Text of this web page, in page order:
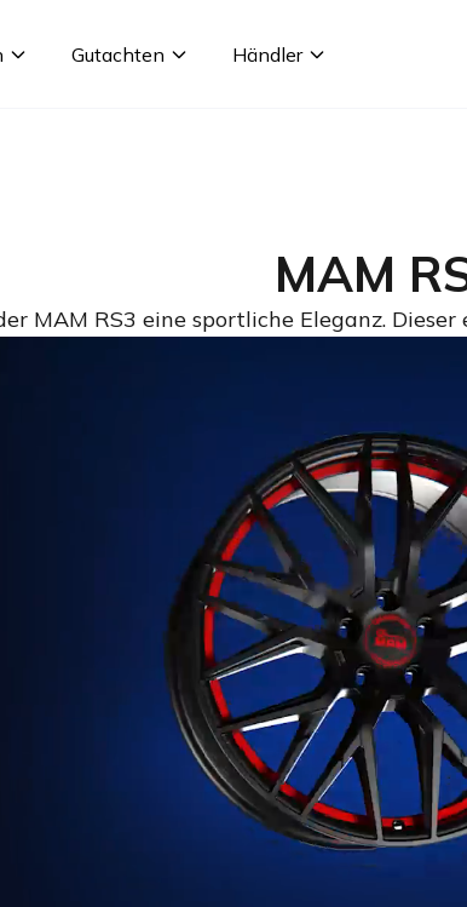
Gutachten Händler
MAM
MAM RS3 eine sportliche Eleganz.